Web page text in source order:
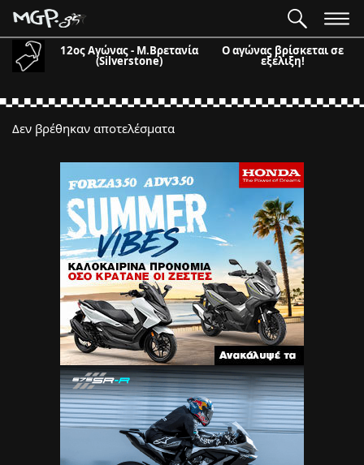
12ος Αγώνας - Μ.Βρετανία
(Silverstone)
Ο αγώνας βρίσκεται σε
εξέλιξη!
Δεν βρέθηκαν αποτελέσματα